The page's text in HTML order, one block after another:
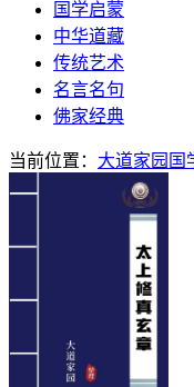
国学启蒙
中华道藏
传统艺术
名言名句
佛家经典
当前位置： 大道家园国